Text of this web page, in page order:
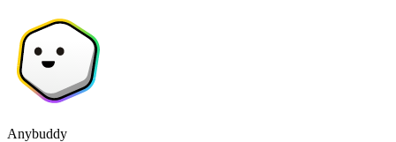
Anybuddy